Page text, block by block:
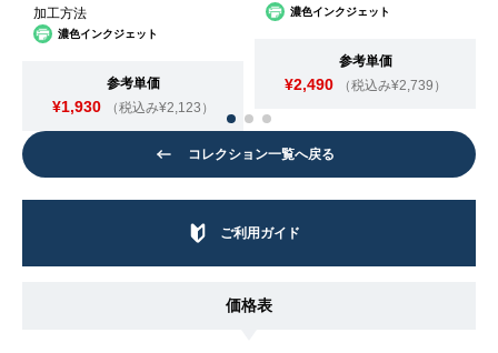
ご利用ガイド
価格表
加工方法
濃色インクジェット
参考単価
¥1,930 （税込み¥2,123）
濃色インクジェット
参考単価
¥2,490 （税込み¥2,739）
コレクション一覧へ戻る